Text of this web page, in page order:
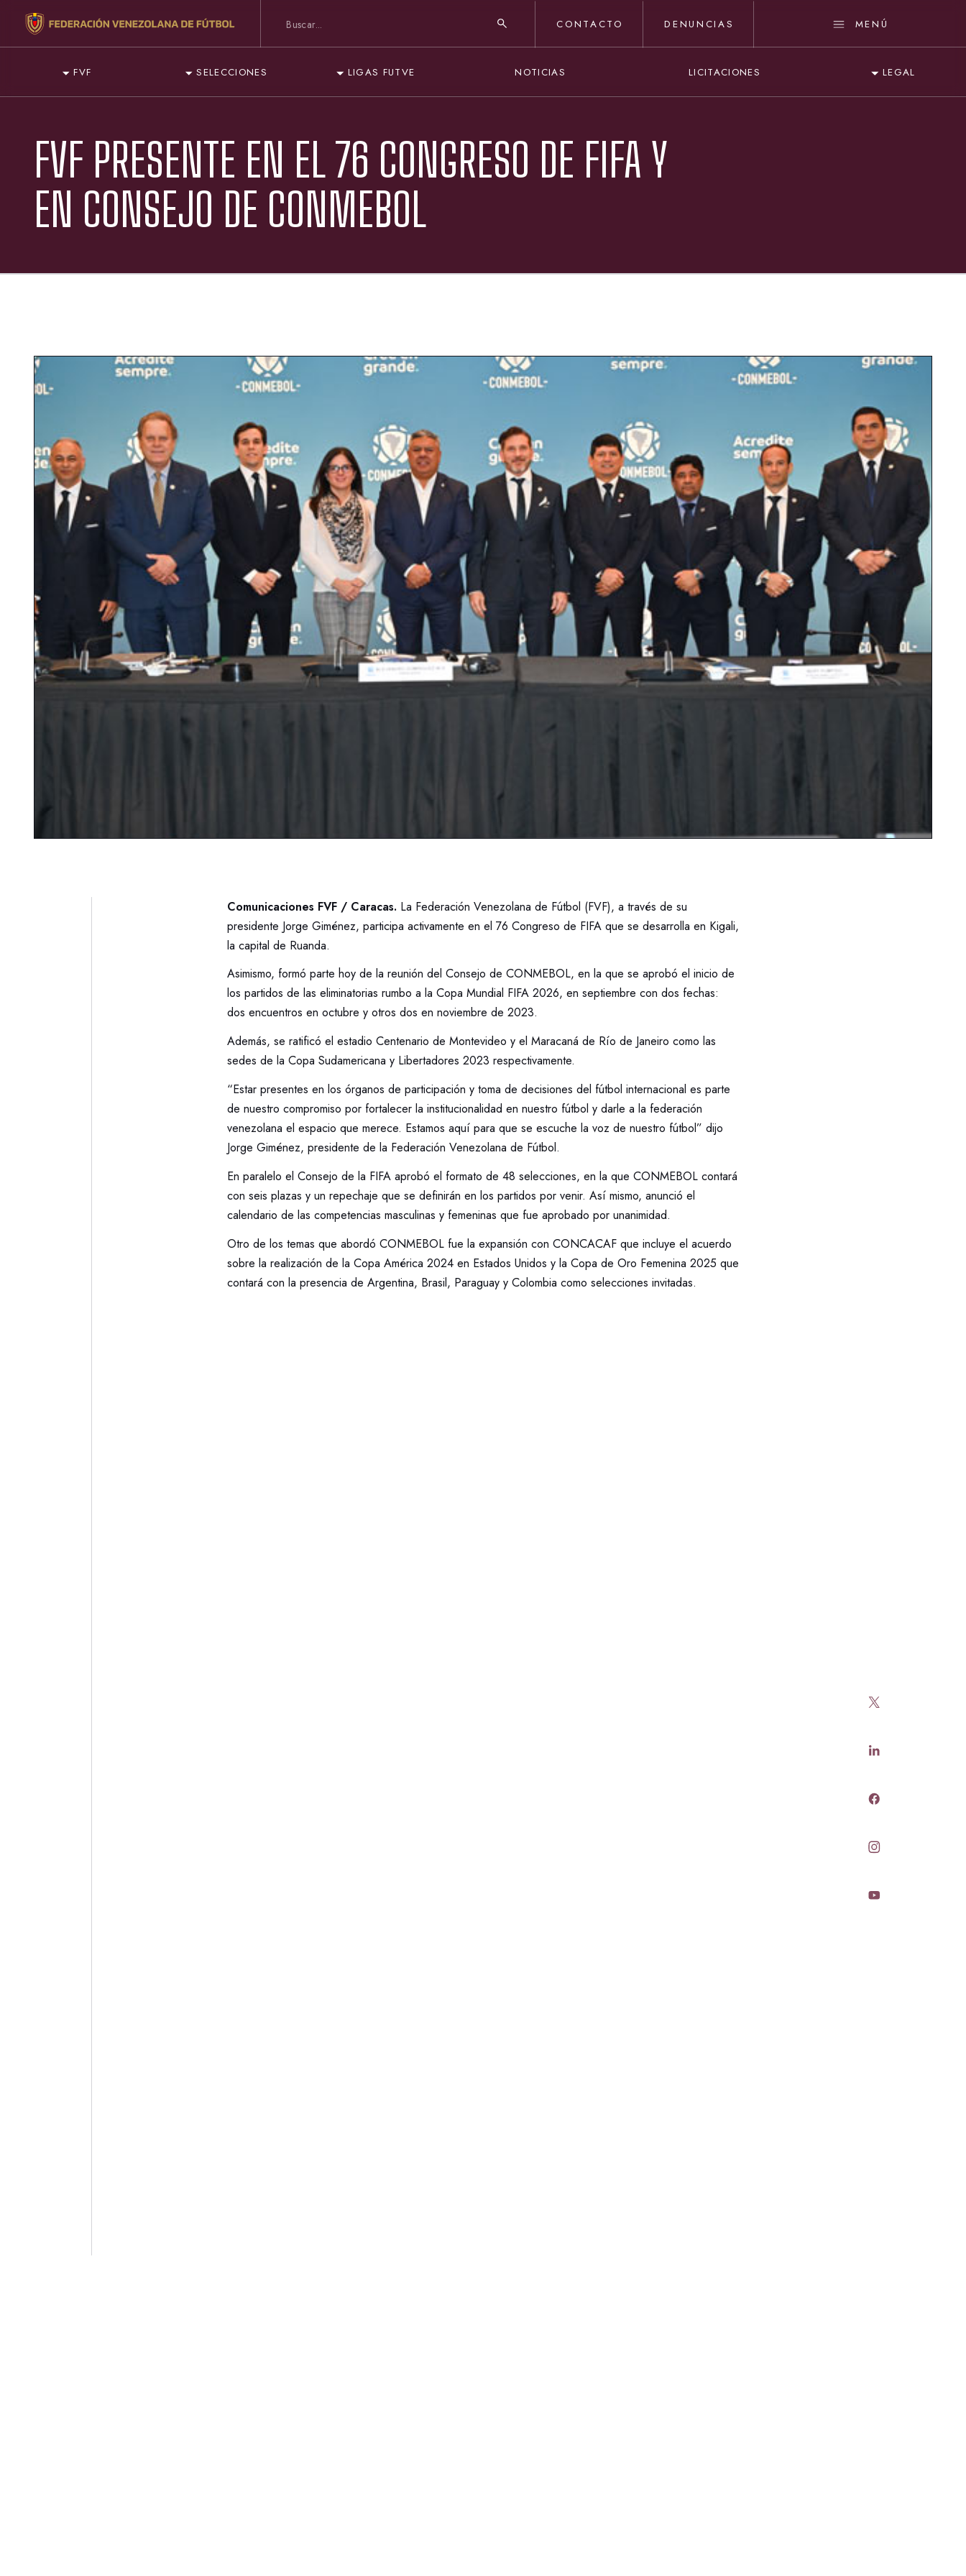
CONTACTO DENUNCIAS MENÚ
FVF SELECCIONES LIGAS FUTVE NOTICIAS LICITACIONES LEGAL
FVF PRESENTE EN EL 76 CONGRESO DE FIFA Y
EN CONSEJO DE CONMEBOL
Comunicaciones FVF / Caracas. La Federación Venezolana de Fútbol (FVF), a través de su
presidente Jorge Giménez, participa activamente en el 76 Congreso de FIFA que se desarrolla en Kigali,
la capital de Ruanda.
Asimismo, formó parte hoy de la reunión del Consejo de CONMEBOL, en la que se aprobó el inicio de
los partidos de las eliminatorias rumbo a la Copa Mundial FIFA 2026, en septiembre con dos fechas:
dos encuentros en octubre y otros dos en noviembre de 2023.
Además, se ratificó el estadio Centenario de Montevideo y el Maracaná de Río de Janeiro como las
sedes de la Copa Sudamericana y Libertadores 2023 respectivamente.
“Estar presentes en los órganos de participación y toma de decisiones del fútbol internacional es parte
de nuestro compromiso por fortalecer la institucionalidad en nuestro fútbol y darle a la federación
venezolana el espacio que merece. Estamos aquí para que se escuche la voz de nuestro fútbol” dijo
Jorge Giménez, presidente de la Federación Venezolana de Fútbol.
En paralelo el Consejo de la FIFA aprobó el formato de 48 selecciones, en la que CONMEBOL contará
con seis plazas y un repechaje que se definirán en los partidos por venir. Así mismo, anunció el
calendario de las competencias masculinas y femeninas que fue aprobado por unanimidad.
Otro de los temas que abordó CONMEBOL fue la expansión con CONCACAF que incluye el acuerdo
sobre la realización de la Copa América 2024 en Estados Unidos y la Copa de Oro Femenina 2025 que
contará con la presencia de Argentina, Brasil, Paraguay y Colombia como selecciones invitadas.